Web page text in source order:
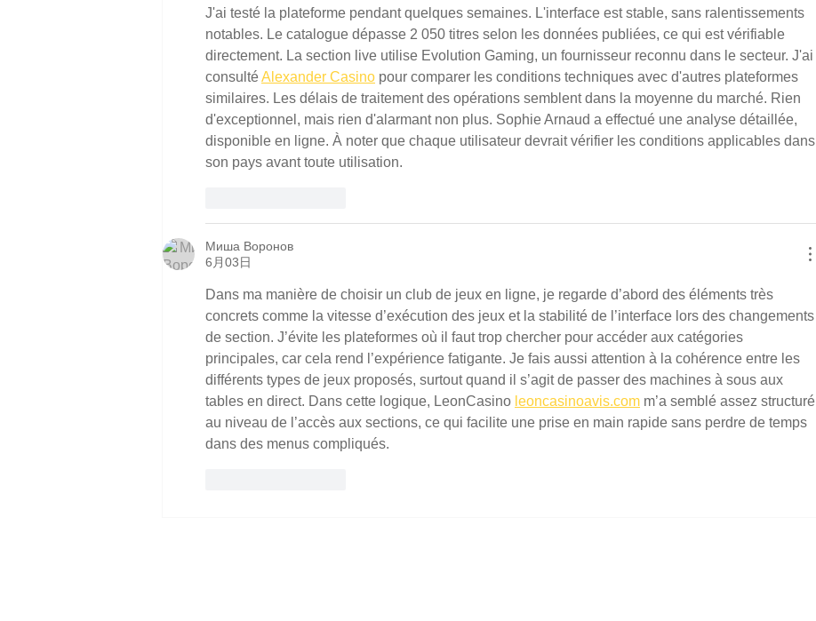
J'ai testé la plateforme pendant quelques semaines. L'interface est stable, sans ralentissements
notables. Le catalogue dépasse 2 050 titres selon les données publiées, ce qui est vérifiable
directement. La section live utilise Evolution Gaming, un fournisseur reconnu dans le secteur. J'ai
consulté Alexander Casino pour comparer les conditions techniques avec d'autres plateformes
similaires. Les délais de traitement des opérations semblent dans la moyenne du marché. Rien
d'exceptionnel, mais rien d'alarmant non plus. Sophie Arnaud a effectué une analyse détaillée,
disponible en ligne. À noter que chaque utilisateur devrait vérifier les conditions applicables dans
son pays avant toute utilisation.
Миша Воронов
6月03日
Dans ma manière de choisir un club de jeux en ligne, je regarde d’abord des éléments très
concrets comme la vitesse d’exécution des jeux et la stabilité de l’interface lors des changements
de section. J’évite les plateformes où il faut trop chercher pour accéder aux catégories
principales, car cela rend l’expérience fatigante. Je fais aussi attention à la cohérence entre les
différents types de jeux proposés, surtout quand il s’agit de passer des machines à sous aux
tables en direct. Dans cette logique, LeonCasino leoncasinoavis.com m’a semblé assez structuré
au niveau de l’accès aux sections, ce qui facilite une prise en main rapide sans perdre de temps
dans des menus compliqués.